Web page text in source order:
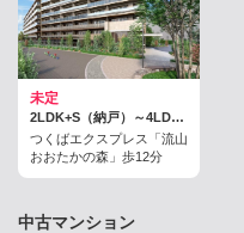
未定
2LDK+S（納戸）～4LDK / 71.02平米～94.8平米
つくばエクスプレス「流山
おおたかの森」歩12分
中古マンション